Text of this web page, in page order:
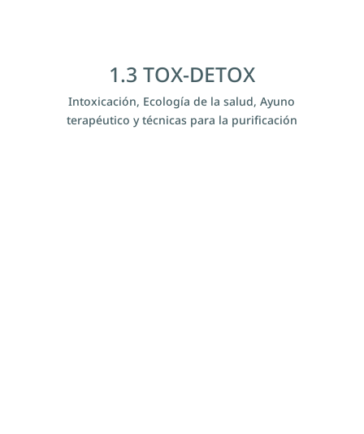
1.3 TOX-DETOX
Intoxicación, Ecología de la salud, Ayuno
terapéutico y técnicas para la purificación